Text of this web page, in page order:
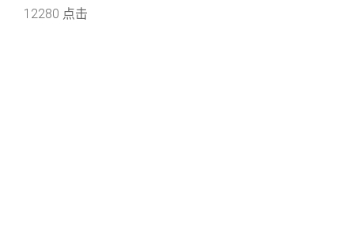
12280 点击